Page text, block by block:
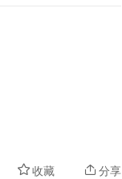
收藏 分享